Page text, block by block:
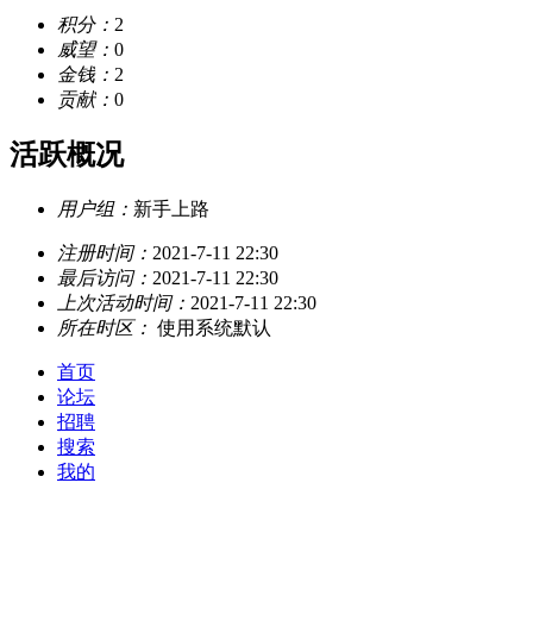
积分： 2
威望： 0
金钱： 2
贡献： 0
活跃概况
用户组： 新手上路
注册时间： 2021-7-11 22:30
最后访问： 2021-7-11 22:30
上次活动时间： 2021-7-11 22:30
所在时区： 使用系统默认
首页
论坛
招聘
搜索
我的